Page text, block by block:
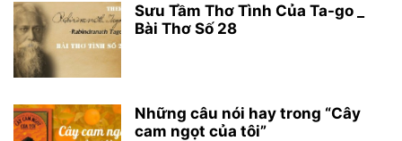
Sưu Tầm Thơ Tình Của Ta-go _
Bài Thơ Số 28
Những câu nói hay trong “Cây
cam ngọt của tôi”